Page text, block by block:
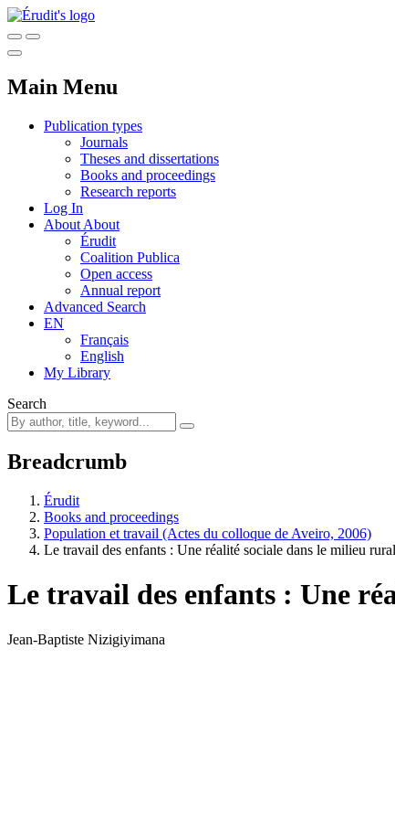
Main Menu
Publication types
Journals
Theses and dissertations
Books and proceedings
Research reports
Log In
About About
Érudit
Coalition Publica
Open access
Annual report
Advanced Search
EN
Français
English
My Library
Search
Breadcrumb
Érudit
Books and proceedings
Population et travail (Actes du colloque de Aveiro, 2006)
Le travail des enfants : Une réalité sociale dans le milieu
Le travail des enfants : Une
Jean-Baptiste Nizigiyimana